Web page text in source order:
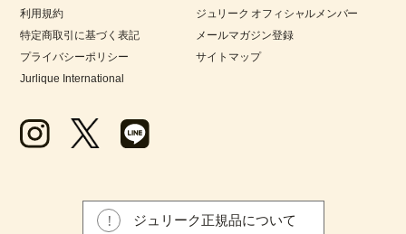
利用規約
特定商取引に基づく表記
プライバシーポリシー
Jurlique International
ジュリーク オフィシャルメンバー
メールマガジン登録
サイトマップ
ジュリーク正規品について